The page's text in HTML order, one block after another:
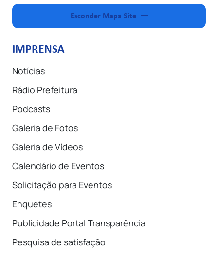
Esconder Mapa Site
IMPRENSA
Notícias
Rádio Prefeitura
Podcasts
Galeria de Fotos
Galeria de Vídeos
Calendário de Eventos
Solicitação para Eventos
Enquetes
Publicidade Portal Transparência
Pesquisa de satisfação